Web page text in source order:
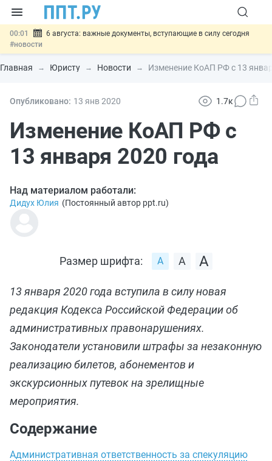
00:01
6 августа: важные документы, вступающие в силу сегодня
#новости
05.08 Обновили сообщения НПФ о договорах НПО и долгосрочных
сбережений#новости
05.08 Систему страхования вкладов распространили на электронные
05.08
Подписан закон об упрощении госзакупок по 44-ФЗ
#новости
Главная Юристу Новости Изменение КоАП РФ с 13
Опубликовано: 13 янв2020 1.7к
Изменение КоАП РФ с
13 января 2020 года
Над материалом работали:
Дидух Юлия (Постоянный автор ppt.ru)
Размер шрифта:
13 января 2020 года вступила в силу новая
редакция Кодекса Российской Федерации об
административных правонарушениях.
Законодатели установили штрафы за незаконную
реализацию билетов, абонементов и
экскурсионных путевок на зрелищные
мероприятия.
Содержание
Административная ответственность за спекуляцию